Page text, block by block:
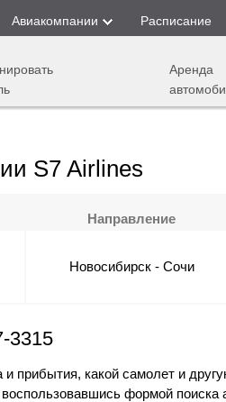
Авиакомпании Расписание
Аренда
S7 Airlines
Направление
Новосибирск - Сочи
3315
прибытия, какой самолет и
формой поиска